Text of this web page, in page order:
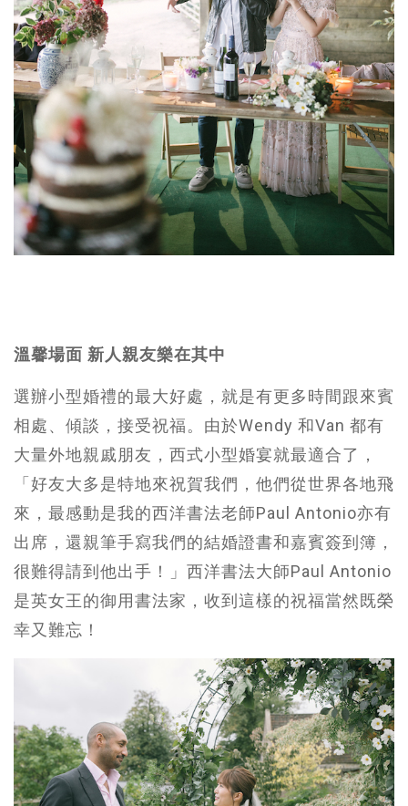
溫馨場面 新人親友樂在其中
選辦小型婚禮的最大好處，就是有更多時間跟來賓
相處、傾談，接受祝福。由於Wendy 和Van 都有
大量外地親戚朋友，西式小型婚宴就最適合了，
「好友大多是特地來祝賀我們，他們從世界各地飛
來，最感動是我的西洋書法老師Paul Antonio亦有
出席，還親筆手寫我們的結婚證書和嘉賓簽到簿，
很難得請到他出手！」西洋書法大師Paul Antonio
是英女王的御用書法家，收到這樣的祝福當然既榮
幸又難忘！